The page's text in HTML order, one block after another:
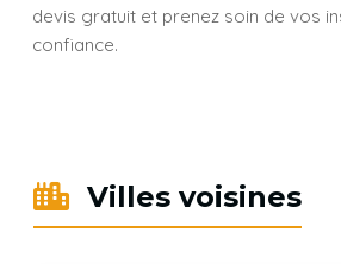
devis gratuit et prenez soin de vos
confiance.
Villes voisines